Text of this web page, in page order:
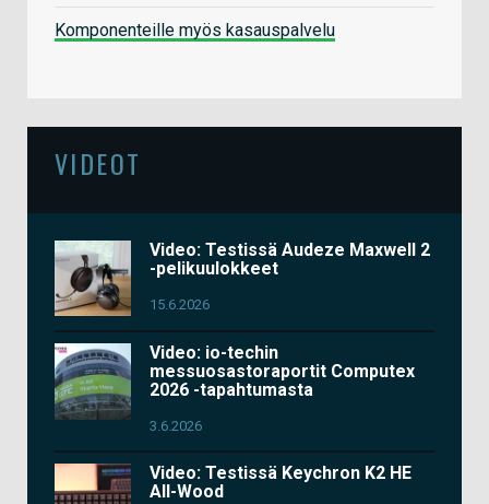
Komponenteille myös kasauspalvelu
VIDEOT
Video: Testissä Audeze Maxwell 2
-pelikuulokkeet
15.6.2026
Video: io-techin
messuosastoraportit Computex
2026 -tapahtumasta
3.6.2026
Video: Testissä Keychron K2 HE
All-Wood